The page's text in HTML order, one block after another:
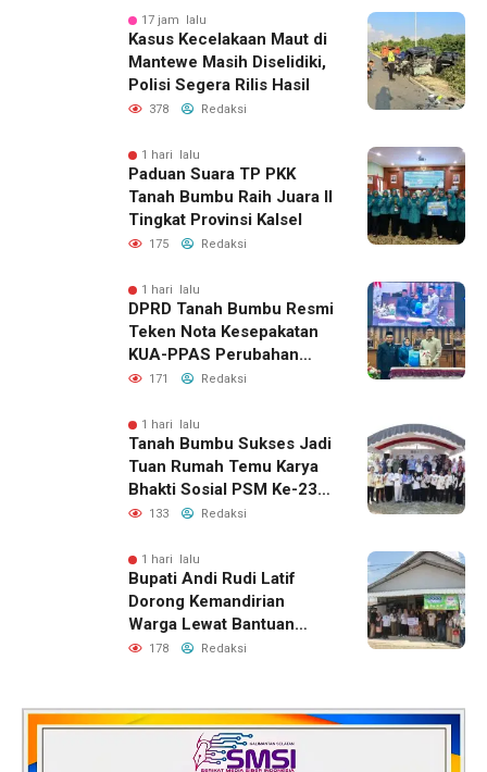
17 jam lalu
Kasus Kecelakaan Maut di
Mantewe Masih Diselidiki,
Polisi Segera Rilis Hasil
378 Redaksi
1 hari lalu
Paduan Suara TP PKK
Tanah Bumbu Raih Juara II
Tingkat Provinsi Kalsel
175 Redaksi
1 hari lalu
DPRD Tanah Bumbu Resmi
Teken Nota Kesepakatan
KUA-PPAS Perubahan
APBD 2026
171 Redaksi
1 hari lalu
Tanah Bumbu Sukses Jadi
Tuan Rumah Temu Karya
Bhakti Sosial PSM Ke-23
Kalimantan Selatan
133 Redaksi
1 hari lalu
Bupati Andi Rudi Latif
Dorong Kemandirian
Warga Lewat Bantuan
Usaha Ekonomi Produktif
178 Redaksi